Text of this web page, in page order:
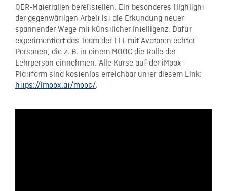
OER-Materialien bereitstellen. Ein besonderes Highlight
der gegenwärtigen Arbeit ist die Erkundung neuer
spannender Wege mit künstlicher Intelligenz. Dafür
experimentiert das Team der LLT mit Avataren echter
Personen, die z. B. in einem MOOC die Rolle der
Lehrperson einnehmen. Alle Kurse auf der iMoox-
Plattform sind kostenlos erreichbar unter diesem Link:
https://imoox.at/mooc/.